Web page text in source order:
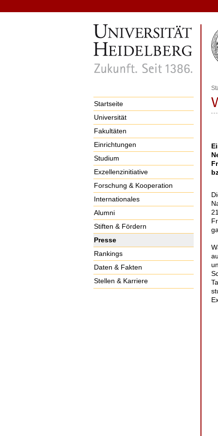
Startseite
Universität
Fakultäten
Einrichtungen
Studium
Exzellenzinitiative
Forschung & Kooperation
Internationales
Alumni
Stiften & Fördern
Presse
Rankings
Daten & Fakten
Stellen & Karriere